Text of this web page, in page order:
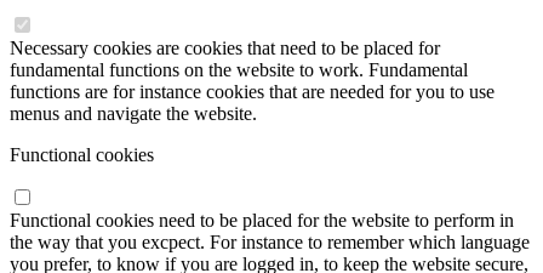
Necessary cookies are cookies that need to be placed for
fundamental functions on the website to work. Fundamental
functions are for instance cookies that are needed for you to use
menus and navigate the website.
Functional cookies
Functional cookies need to be placed for the website to perform in
the way that you excpect. For instance to remember which language
you prefer, to know if you are logged in, to keep the website secure,